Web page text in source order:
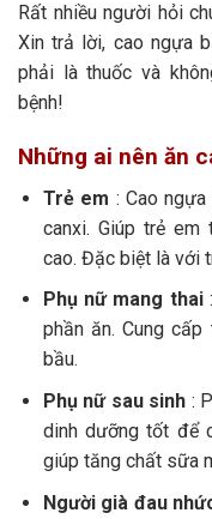
Rất nhiều người hỏi
Xin trả lời, cao ngựa
phải là thuốc và
bệnh!
Những ai nên ăn
Trẻ em : Cao
canxi. Giúp trẻ em
cao. Đặc biệt là với
Phụ nữ mang thai
phần ăn. Cung
bầu.
Phụ nữ sau sinh :
dinh dưỡng tốt để
giúp tăng chất sữa
Người già đau